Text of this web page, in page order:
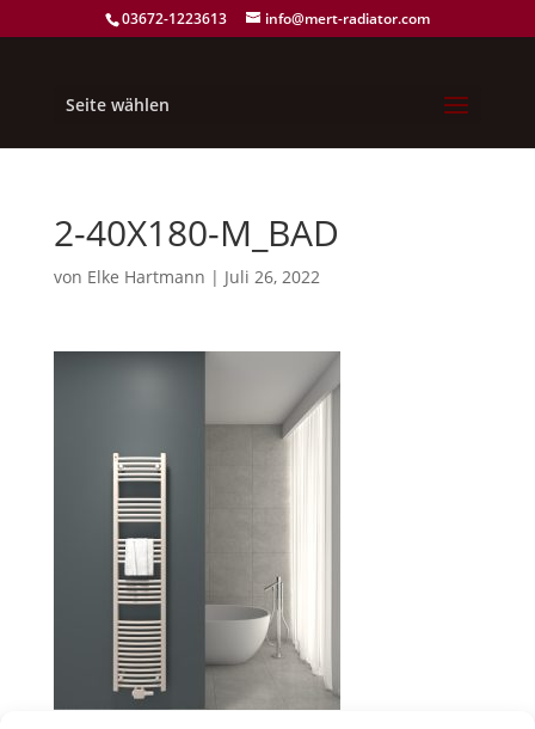
03672-1223613 info@mert-radiator.com
Seite wählen
2-40X180-M_BAD
von Elke Hartmann | Juli 26, 2022